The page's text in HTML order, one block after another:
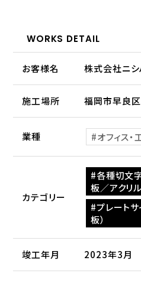
WORKS DETAIL
お客様名 株式会社ニシ
施工場所 福岡市早良区
業種 オフィス・
カテゴリー
各種切文
板／アクリ
プレート
板）
竣工年月 2023年3月